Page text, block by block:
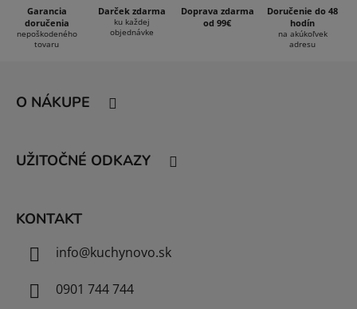
y
Garancia
doručenia
nepoškodeného
tovaru
Darček zdarma
ku každej
objednávke
Doprava zdarma
od 99€
Doručenie do 48
hodín
na akúkoľvek
adresu
O NÁKUPE
UŽITOČNÉ ODKAZY
KONTAKT
info@kuchynovo.sk
0901 744 744